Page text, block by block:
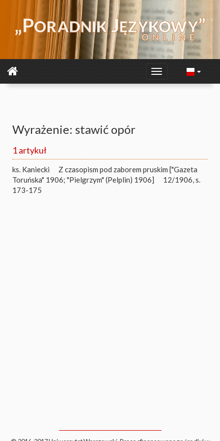
Wyrażenie: stawić opór
1 artykuł
ks. Kaniecki
Z czasopism pod zaborem pruskim ["Gazeta
Toruńska" 1906; "Pielgrzym" (Pelplin) 1906]
12/1906, s.
173-175